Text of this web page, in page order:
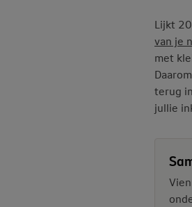
Lijkt
van je
met
terug
jullie